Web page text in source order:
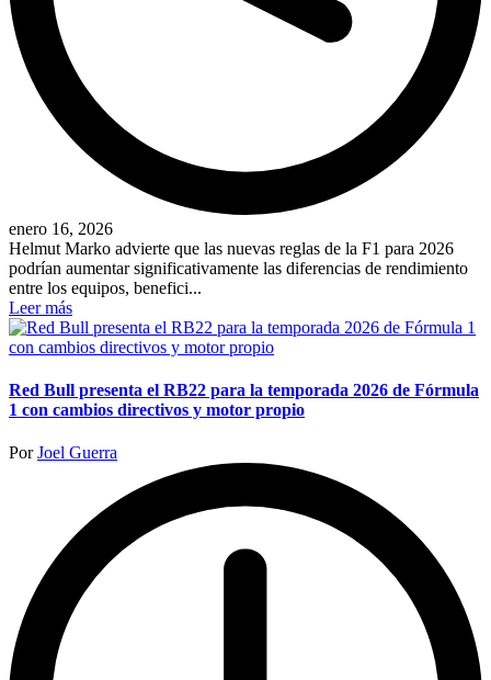
enero 16, 2026
Helmut Marko advierte que las nuevas reglas de la F1 para 2026
podrían aumentar significativamente las diferencias de rendimiento
entre los equipos, benefici...
Leer más
Red Bull presenta el RB22 para la temporada 2026 de Fórmula
1 con cambios directivos y motor propio
Publicado
PorJoel Guerra